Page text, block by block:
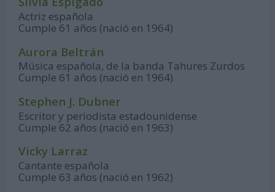
Actriz española
Cumple 61 años (nació en 1964)
Aurora Beltrán
Música española, de la banda Tahures Zurdos
Cumple 61 años (nació en 1964)
Stephen J. Dubner
Escritor y periodista estadounidense
Cumple 62 años (nació en 1963)
Vicky Larraz
Cantante española
Cumple 63 años (nació en 1962)